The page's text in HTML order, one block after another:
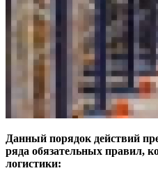
Данный порядок действий
ряда обязательных правил,
логистики: